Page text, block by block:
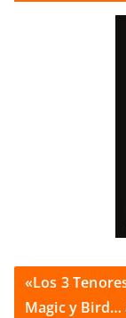
«Los 3
Magic y Bird…